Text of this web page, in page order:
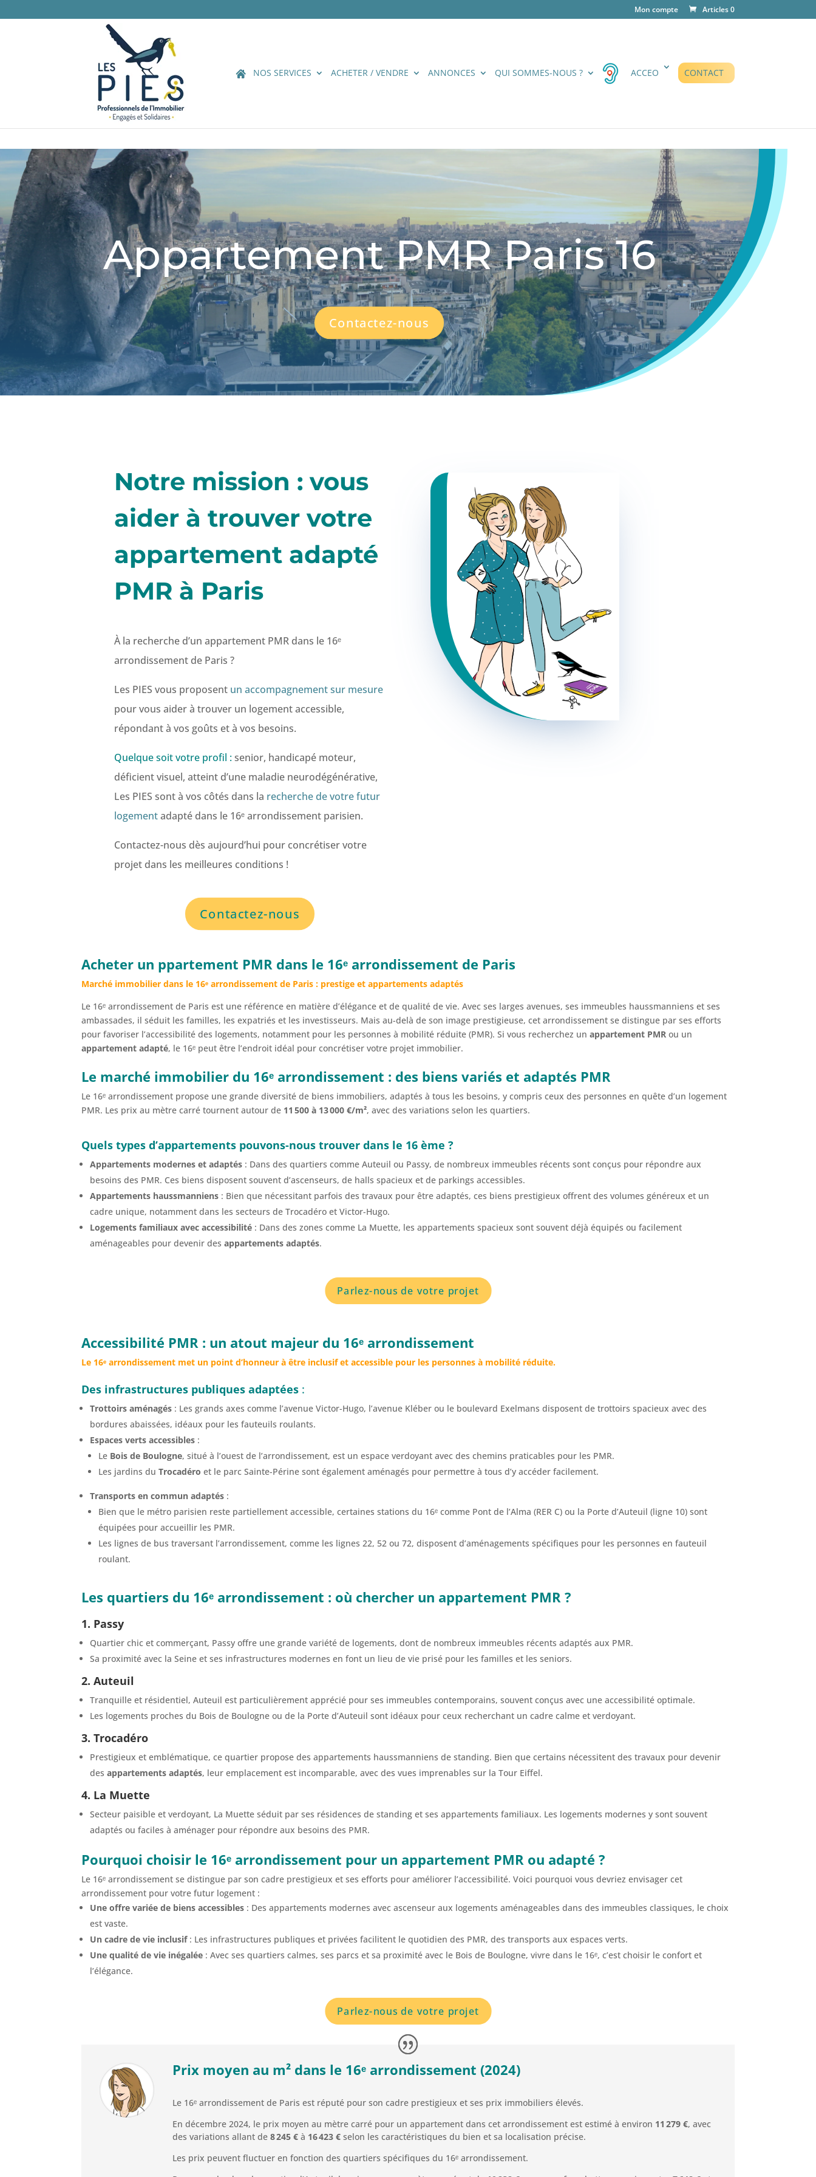
Mon compte Articles 0
NOS SERVICES ACHETER / VENDRE ANNONCES QUI SOMMES-NOUS ? ACCEO CONTACT
Appartement PMR Paris 16
Contactez-nous
Notre mission : vous
aider àtrouver votre
appartement adapté
PMR à Paris
À la recherche d’un appartement PMR dans le 16ᵉ
arrondissement de Paris ?
Les PIES vous proposent un accompagnement sur mesure
pour vous aider à trouver un logement accessible,
répondant à vos goûts et à vos besoins.
Quelque soit votre profil :senior, handicapé moteur,
déficient visuel, atteint d’une maladie neurodégénérative,
Les PIES sont à vos côtés dans la recherche de votre futur
logementadapté dans le 16ᵉ arrondissement parisien.
Contactez-nous dès aujourd’hui pour concrétiser votre
projet dans les meilleures conditions !
Contactez-nous
Acheter un ppartement PMR dans le 16ᵉ arrondissement de Paris
Marché immobilier dans le 16ᵉ arrondissement de Paris : prestige et appartements adaptés
Le 16ᵉ arrondissement de Paris est une référence en matière d’élégance et de qualité de vie. Avec ses larges avenues, ses immeubles haussmanniens et ses
ambassades, il séduit les familles, les expatriés et les investisseurs. Mais au-delà de son image prestigieuse, cet arrondissement se distingue par ses efforts
pour favoriser l’accessibilité des logements, notamment pour les personnes à mobilité réduite (PMR). Si vous recherchez unappartement PMR ou un
appartement adapté, le 16ᵉ peut être l’endroit idéal pour concrétiser votre projet immobilier.
Le marché immobilier du 16ᵉ arrondissement : des biens variés et adaptés PMR
Le 16ᵉ arrondissement propose une grande diversité de biens immobiliers, adaptés à tous les besoins, y compris ceux des personnes en quête d’un logement
PMR. Les prix au mètre carré tournent autour de 11 500 à 13 000 €/m², avec des variations selon les quartiers.
Quels types d’appartements pouvons-nous trouver dans le 16 ème ?
Appartements modernes et adaptés : Dans des quartiers comme Auteuil ou Passy, de nombreux immeubles récents sont conçus pour répondre aux
besoins des PMR. Ces biens disposent souvent d’ascenseurs, de halls spacieux et de parkings accessibles.
Appartements haussmanniens : Bien que nécessitant parfois des travaux pour être adaptés, ces biens prestigieux offrent des volumes généreux et un
cadre unique, notamment dans les secteurs de Trocadéro et Victor-Hugo.
Logements familiaux avec accessibilité : Dans des zones comme La Muette, les appartements spacieux sont souvent déjà équipés ou facilement
aménageables pour devenir desappartements adaptés.
Parlez-nous de votre projet
Accessibilité PMR : un atout majeur du 16ᵉ arrondissement
Le 16ᵉ arrondissement met un point d’honneur à être inclusif et accessible pour les personnes à mobilité réduite.
Des infrastructures publiques adaptées :
Trottoirs aménagés : Les grands axes comme l’avenue Victor-Hugo, l’avenue Kléber ou le boulevard Exelmans disposent de trottoirs spacieux avec des
bordures abaissées, idéaux pour les fauteuils roulants.
Espaces verts accessibles :
Le Bois de Boulogne, situé à l’ouest de l’arrondissement, est un espace verdoyant avec des chemins praticables pour les PMR.
Les jardins duTrocadéro et le parc Sainte-Périne sont également aménagés pour permettre à tous d’y accéder facilement.
Transports en commun adaptés :
Bien que le métro parisien reste partiellement accessible, certaines stations du 16ᵉ comme Pont de l’Alma (RER C) ou la Porte d’Auteuil (ligne 10) sont
équipées pour accueillir les PMR.
Les lignes de bus traversant l’arrondissement, comme les lignes 22, 52 ou 72, disposent d’aménagements spécifiques pour les personnes en fauteuil
roulant.
Les quartiers du 16ᵉ arrondissement : où chercher un appartement PMR ?
1. Passy
Quartier chic et commerçant, Passy offre une grande variété de logements, dont de nombreux immeubles récents adaptés aux PMR.
Sa proximité avec la Seine et ses infrastructures modernes en font un lieu de vie prisé pour les familles et les seniors.
2. Auteuil
Tranquille et résidentiel, Auteuil est particulièrement apprécié pour ses immeubles contemporains, souvent conçus avec une accessibilité optimale.
Les logements proches du Bois de Boulogne ou de la Porte d’Auteuil sont idéaux pour ceux recherchant un cadre calme et verdoyant.
3. Trocadéro
Prestigieux et emblématique, ce quartier propose des appartements haussmanniens de standing. Bien que certains nécessitent des travaux pour devenir
desappartements adaptés, leur emplacement est incomparable, avec des vues imprenables sur la Tour Eiffel.
4. La Muette
Secteur paisible et verdoyant, La Muette séduit par ses résidences de standing et ses appartements familiaux. Les logements modernes y sont souvent
adaptés ou faciles à aménager pour répondre aux besoins des PMR.
Pourquoi choisir le 16ᵉ arrondissement pour un appartement PMR ou adapté ?
Le 16ᵉ arrondissement se distingue par son cadre prestigieux et ses efforts pour améliorer l’accessibilité. Voici pourquoi vous devriez envisager cet
arrondissement pour votre futur logement :
Une offre variée de biens accessibles : Des appartements modernes avec ascenseur aux logements aménageables dans des immeubles classiques, le choix
est vaste.
Un cadre de vie inclusif: Les infrastructures publiques et privées facilitent le quotidien des PMR, des transports aux espaces verts.
Une qualité de vie inégalée : Avec ses quartiers calmes, ses parcs et sa proximité avec le Bois de Boulogne, vivre dans le 16ᵉ, c’est choisir le confort et
l’élégance.
Parlez-nous de votre projet
Prix moyen au m² dans le 16ᵉ arrondissement (2024)
Le 16ᵉ arrondissement de Paris est réputé pour son cadre prestigieux et ses prix immobiliers élevés.
En décembre 2024, le prix moyen au mètre carré pour un appartement dans cet arrondissement est estimé à environ 11 279 €, avec
des variations allant de8 245 € à 16 423 € selon les caractéristiques du bien et sa localisation précise.
Les prix peuvent fluctuer en fonction des quartiers spécifiques du 16ᵉ arrondissement.